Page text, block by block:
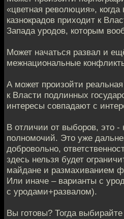
«цветная революция»,
казнокрадов приходит к
Запада уродов, которым
Может начаться развал и
межнациональные
А может произойти
к Власти подлинных
интересы совпадают с
В отличии от выборов, это -
полномочий. Это уже
добровольно,
здесь нельзя будет
майдане и размахиванием
Или иначе – варианты с
с уродами+развалом).
Вы готовы? Тогда